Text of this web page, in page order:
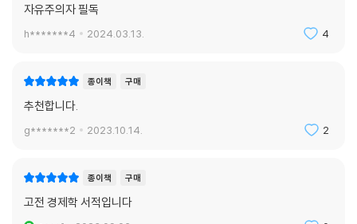
자유주의자 필독
h*******4 2024.03.13. 4
종이책 구매
추천합니다.
g*******2 2023.10.14. 2
종이책 구매
고전 경제학 서적입니다